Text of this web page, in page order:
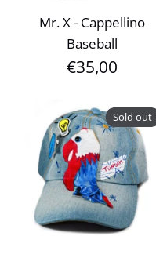
Mr. X - Cappellino
Baseball
€35,00
Sold out